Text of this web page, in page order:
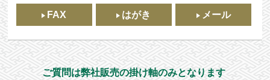
FAX
はがき メール
ご質問は弊社販売の掛け軸のみとなります